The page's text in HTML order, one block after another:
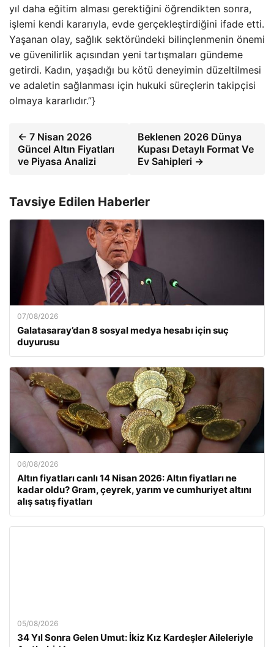
yıl daha eğitim alması gerektiğini öğrendikten sonra,
işlemi kendi kararıyla, evde gerçekleştirdiğini ifade etti.
Yaşanan olay, sağlık sektöründeki bilinçlenmenin önemi
ve güvenilirlik açısından yeni tartışmaları gündeme
getirdi. Kadın, yaşadığı bu kötü deneyimin düzeltilmesi
ve adaletin sağlanması için hukuki süreçlerin takipçisi
olmaya kararlıdır.”}
← 7 Nisan 2026
Güncel Altın Fiyatları
ve Piyasa Analizi
Beklenen 2026 Dünya
Kupası Detaylı Format Ve
Ev Sahipleri →
Tavsiye Edilen Haberler
07/08/2026
Galatasaray’dan 8 sosyal medya hesabı için suç
duyurusu
06/08/2026
Altın fiyatları canlı 14 Nisan 2026: Altın fiyatları ne
kadar oldu? Gram, çeyrek, yarım ve cumhuriyet altını
alış satış fiyatları
05/08/2026
34 Yıl Sonra Gelen Umut: İkiz Kız Kardeşler Aileleriyle